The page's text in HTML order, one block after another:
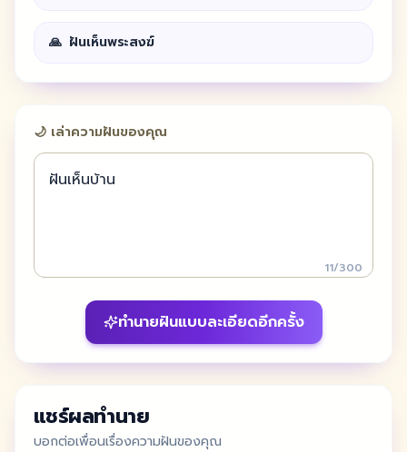
🙏 ฝันเห็นพระสงฆ์
🌙 เล่าความฝันของคุณ
11/300
ทำนายฝันแบบละเอียดอีกครั้ง
แชร์ผลทำนาย
บอกต่อเพื่อนเรื่องความฝันของคุณ